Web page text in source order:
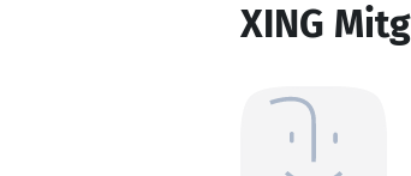
XING